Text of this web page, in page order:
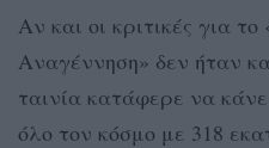
Αν και οι κριτικές για το
Αναγέννηση» δεν ήταν
ταινία κατάφερε να
όλο τον κόσμο με 318